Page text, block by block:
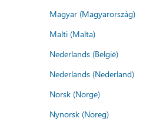
Magyar (Magyarország)
Malti (Malta)
Nederlands (België)
Nederlands (Nederland)
Norsk (Norge)
Nynorsk (Noreg)